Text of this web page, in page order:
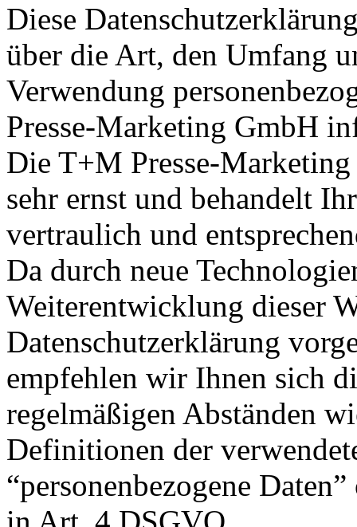
Diese
über die Art, den Umfang
Verwendung
Presse-Marketing GmbH
Die T+M Presse-
sehr ernst und behandelt
vertraulich und
Da durch neue
Weiterentwicklung dieser
Datenschutzerklärung
empfehlen wir Ihnen sich
regelmäßigen Abständen
Definitionen der
“personenbezogene